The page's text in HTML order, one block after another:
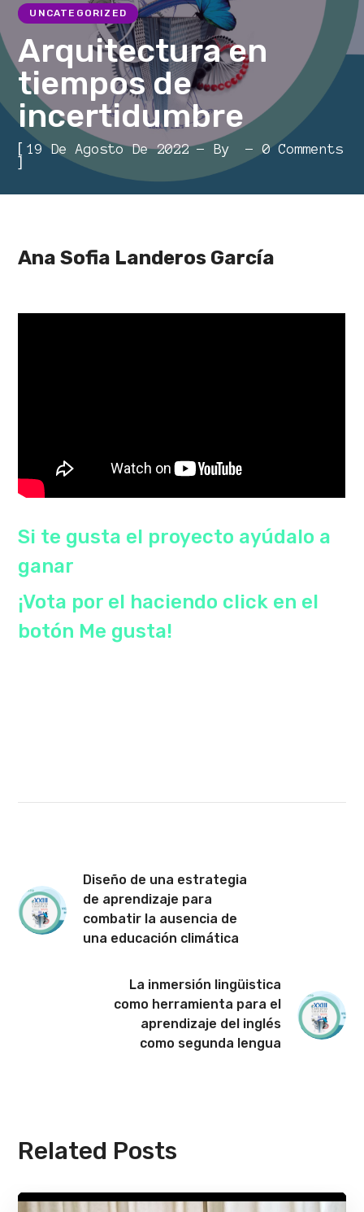
UNCATEGORIZED
Arquitectura en
tiempos de
incertidumbre
[19 De Agosto De 2022 By 0 Comments
]
Ana Sofia Landeros García
Si te gusta el proyecto ayúdalo a
ganar
¡Vota por el haciendo click en el
botón Me gusta!
Diseño de una estrategia
de aprendizaje para
combatir la ausencia de
una educación climática
La inmersión lingüistica
como herramienta para el
aprendizaje del inglés
como segunda lengua
Related Posts